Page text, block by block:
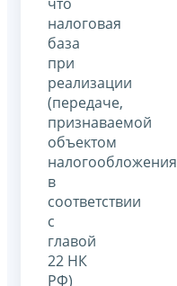
налоговая
база
при
реализации
(передаче,
признаваемой
объектом
налогообложения
в
соответствии
с
главой
22 НК
РФ)